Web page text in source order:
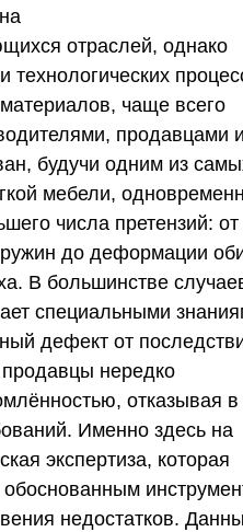
отраслей, однако
технологических
чаще всего
продавцами
будучи одним из
мебели,
числа претензий: от
до деформации
В большинстве
специальными
дефект от
нередко
отказывая в
Именно здесь на
экспертиза, которая
недостатков.